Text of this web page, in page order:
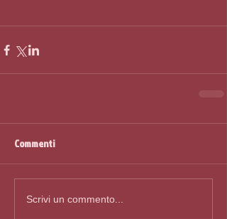
Commenti
Scrivi un commento...